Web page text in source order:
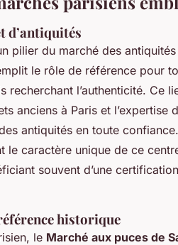
d’antiquités
pilier du marché des
le rôle de référence pour
recherchant l’authenticité. Ce
anciens à Paris et l’expertise
antiquités en toute
caractère unique de ce
souvent d’une
historique
le Marché aux puces de